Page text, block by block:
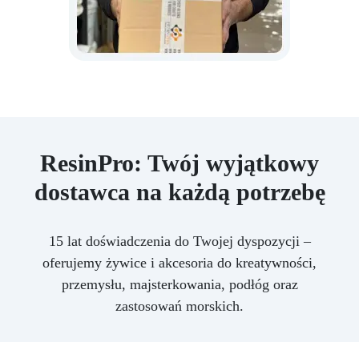
ResinPro: Twój wyjątkowy
dostawca na każdą potrzebę
15 lat doświadczenia do Twojej dyspozycji –
oferujemy żywice i akcesoria do kreatywności,
przemysłu, majsterkowania, podłóg oraz
zastosowań morskich.